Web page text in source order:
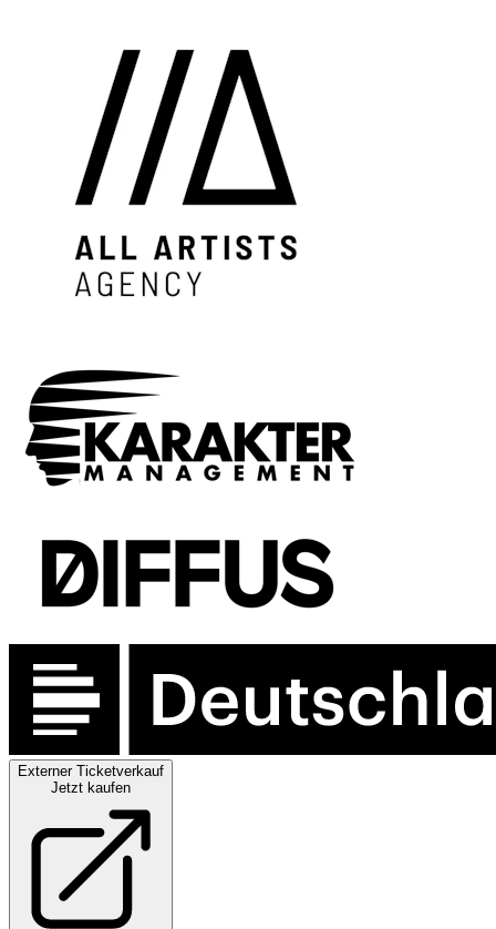
Externer Ticketverkauf
Jetzt kaufen